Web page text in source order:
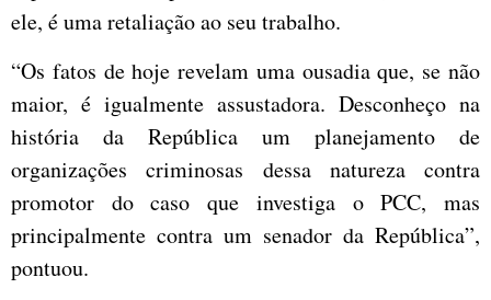
ele, é uma retaliação ao seu trabalho.
“Os fatos de hoje revelam uma ousadia que, se não
maior, é igualmente assustadora. Desconheço na
história da República um planejamento de
organizações criminosas dessa natureza contra
promotor do caso que investiga o PCC, mas
principalmente contra um senador da República”,
pontuou.